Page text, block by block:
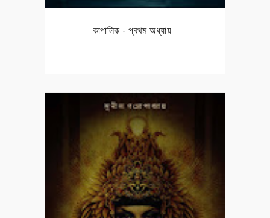
কাপালিক - প্ৰথম অধ্যায়